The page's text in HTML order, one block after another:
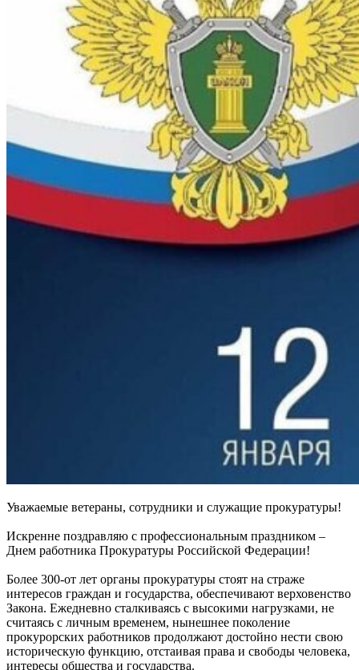
Уважаемые ветераны, сотрудники и служащие прокуратуры!
Искренне поздравляю с профессиональным праздником –
Днем работника Прокуратуры Российской Федерации!
Более 300-от лет органы прокуратуры стоят на страже
интересов граждан и государства, обеспечивают верховенство
Закона. Ежедневно сталкиваясь с высокими нагрузками, не
считаясь с личным временем, нынешнее поколение
прокурорских работников продолжают достойно нести свою
историческую функцию, отстаивая права и свободы человека,
интересы общества и государства.